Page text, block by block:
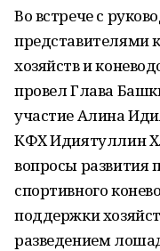
Во встрече с
представителями
хозяйств и
провел Глава
участие Алина
КФХ Идиятуллин
вопросы развития
спортивного
поддержки
разведением